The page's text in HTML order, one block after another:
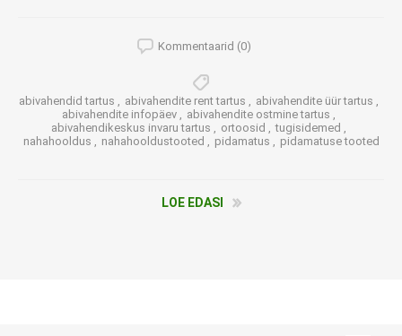
Kommentaarid (0)
abivahendid tartus , abivahendite rent tartus , abivahendite üür tartus ,
abivahendite infopäev , abivahendite ostmine tartus ,
abivahendikeskus invaru tartus , ortoosid , tugisidemed ,
nahahooldus , nahahooldustooted , pidamatus , pidamatuse tooted
LOE EDASI